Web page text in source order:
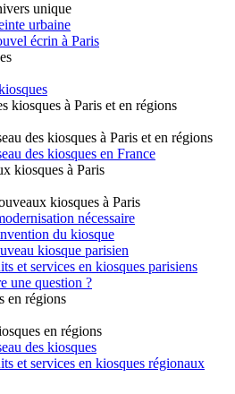
unique
urbaine
écrin à Paris
kiosques à Paris et en régions
des kiosques à Paris et en régions
des kiosques en France
kiosques à Paris
kiosques à Paris
nécessaire
du kiosque
kiosque parisien
et services en kiosques parisiens
une question ?
en régions
en régions
des kiosques
et services en kiosques régionaux